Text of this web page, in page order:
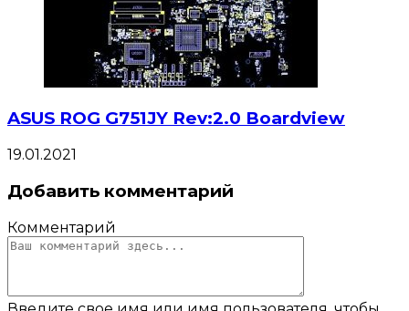
ASUS ROG G751JY Rev:2.0 Boardview
19.01.2021
Добавить комментарий
Комментарий